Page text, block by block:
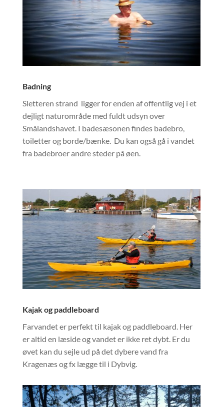
Badning
Sletteren strand ligger for enden af offentlig vej i et
dejligt naturområde med fuldt udsyn over
Smålandshavet. I badesæsonen findes badebro,
toiletter og borde/bænke. Du kan også gå i vandet
fra badebroer andre steder på øen.
Kajak og paddleboard
Farvandet er perfekt til kajak og paddleboard. Her
er altid en læside og vandet er ikke ret dybt. Er du
øvet kan du sejle ud på det dybere vand fra
Kragenæs og fx lægge til i Dybvig.